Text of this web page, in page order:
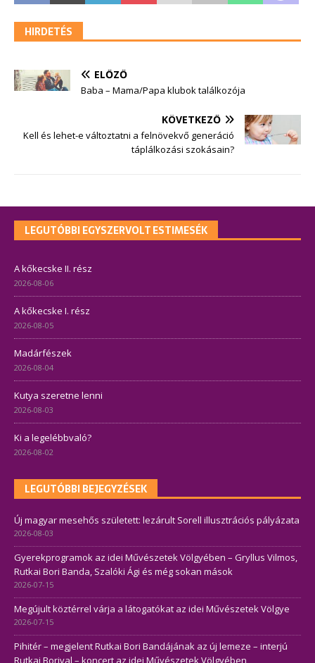
HIRDETÉS
ELŐZŐ
Baba – Mama/Papa klubok találkozója
KÖVETKEZŐ
Kell és lehet-e változtatni a felnövekvő generáció
táplálkozási szokásain?
LEGUTÓBBI EGYSZERVOLT ESTIMESÉK
A kőkecske II. rész
2026-08-06
A kőkecske I. rész
2026-08-05
Madárfészek
2026-08-04
Kutya szeretne lenni
2026-08-03
Ki a legelébbvaló?
2026-08-02
LEGUTÓBBI BEJEGYZÉSEK
Új magyar mesehős született: lezárult Sorell illusztrációs pályázata
2026-08-03
Gyerekprogramok az idei Művészetek Völgyében – Gryllus Vilmos,
Rutkai Bori Banda, Szalóki Ági és még sokan mások
2026-07-15
Megújult köztérrel várja a látogatókat az idei Művészetek Völgye
2026-07-15
Pihitér – megjelent Rutkai Bori Bandájának az új lemeze – interjú
Rutkai Borival – koncert az idei Művészetek Völgyében